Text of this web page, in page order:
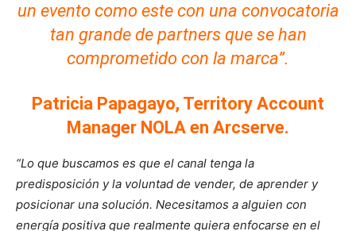
un evento como este con una convocatoria
tan grande de partners que se han
comprometido con la marca”.
Patricia Papagayo, Territory Account
Manager NOLA en Arcserve.
“Lo que buscamos es que el canal tenga la
predisposición y la voluntad de vender, de aprender y
posicionar una solución. Necesitamos a alguien con
energía positiva que realmente quiera enfocarse en el